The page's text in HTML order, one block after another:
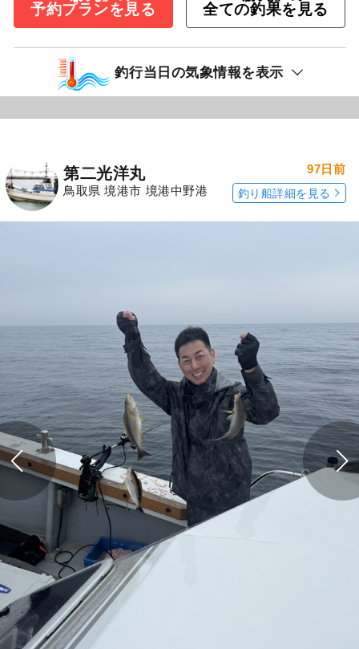
予約プランを見る
全ての釣果を見る
釣行当日の気象情報を表示
第二光洋丸
鳥取県 境港市 境港中野港
97日前
釣り船詳細を見る